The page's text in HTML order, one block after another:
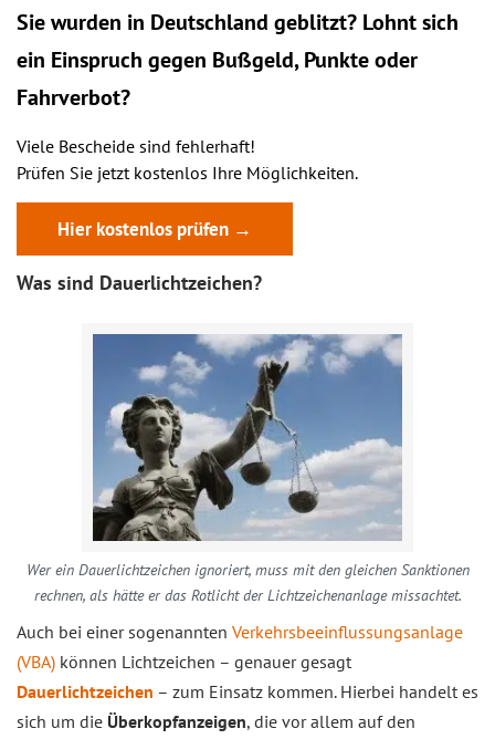
Sie wurden in Deutschland geblitzt? Lohnt sich
ein Einspruch gegen Bußgeld, Punkte oder
Fahrverbot?
Viele Bescheide sind fehlerhaft!
Prüfen Sie jetzt kostenlos Ihre Möglichkeiten.
Hier kostenlos prüfen →
Was sind Dauerlichtzeichen?
Wer ein Dauerlichtzeichen ignoriert, muss mit den gleichen Sanktionen
rechnen, als hätte er das Rotlicht der Lichtzeichenanlage missachtet.
Auch bei einer sogenannten Verkehrsbeeinflussungsanlage
(VBA) können Lichtzeichen – genauer gesagt
Dauerlichtzeichen – zum Einsatz kommen. Hierbei handelt es
sich um die Überkopfanzeigen, die vor allem auf den